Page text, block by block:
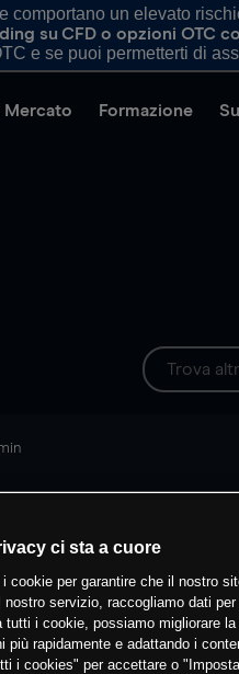
comportano un elevato
su CFD o opzioni OTC
e se puoi permetterti di
Mercato Formazione
ci sta a cuore
cookie per garantire che il nostro
nostro servizio, raccogliamo dati
tutti i cookie, possiamo migliorare
più rapidamente e adattando i
i cookies" per accettare o